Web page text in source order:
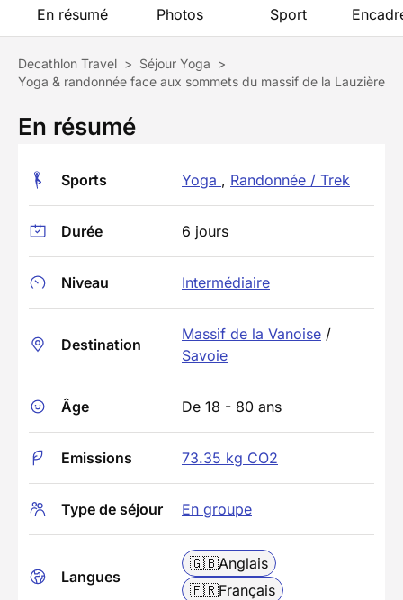
En résumé Photos Sport
Decathlon Travel > Séjour Yoga >
Yoga & randonnée face aux sommets du massif de la Lauzière
En résumé
Sports Yoga , Randonnée / Trek
Durée 6 jours
Niveau Intermédiaire
Destination
Massif de la Vanoise /
Savoie
Âge De 18 - 80 ans
Emissions 73.35 kg CO2
Type de séjour En groupe
Langues
🇬🇧Anglais
🇫🇷Français